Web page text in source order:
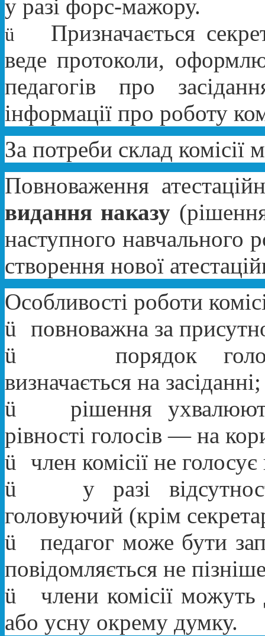
у разі форс-мажору.
ü
Призначається
веде протоколи,
педагогів про
інформації про роботу
За потреби склад
Повноваження
видання наказу
наступного навчального
створення нової
Особливості роботи
ü
повноважна за
ü
порядок
визначається на засіданні;
ü
рішення
рівності голосів — на
ü
член комісії не
ü
у разі
головуючий (крім
ü
педагог може бути
повідомляється не
ü
члени комісії
або усну окрему думку.